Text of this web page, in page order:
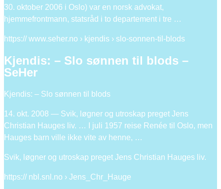
30. oktober 2006 i Oslo) var en norsk advokat,
hjemmefrontmann, statsråd i to departement i tre …
https:// www.seher.no › kjendis › slo-sonnen-til-blods
Kjendis: – Slo sønnen til blods –
SeHer
Kjendis: – Slo sønnen til blods
14. okt. 2008 — Svik, løgner og utroskap preget Jens
Christian Hauges liv. … I juli 1957 reise Renée til Oslo, men
Hauges barn ville ikke vite av henne, …
Svik, løgner og utroskap preget Jens Christian Hauges liv.
https:// nbl.snl.no › Jens_Chr_Hauge